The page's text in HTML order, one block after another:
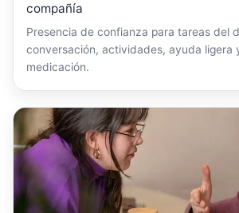
compañía
Presencia de confianza para tareas del
conversación, actividades, ayuda ligera
medicación.